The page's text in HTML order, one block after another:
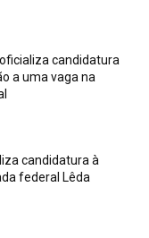
candidatura
a uma vaga na
candidatura à
federal Lêda